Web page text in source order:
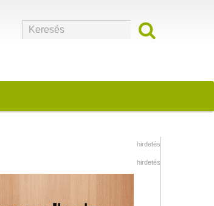
hirdetés
hirdetés